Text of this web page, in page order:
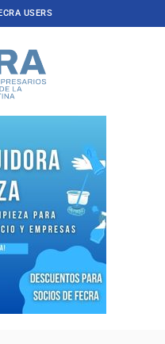
USERS